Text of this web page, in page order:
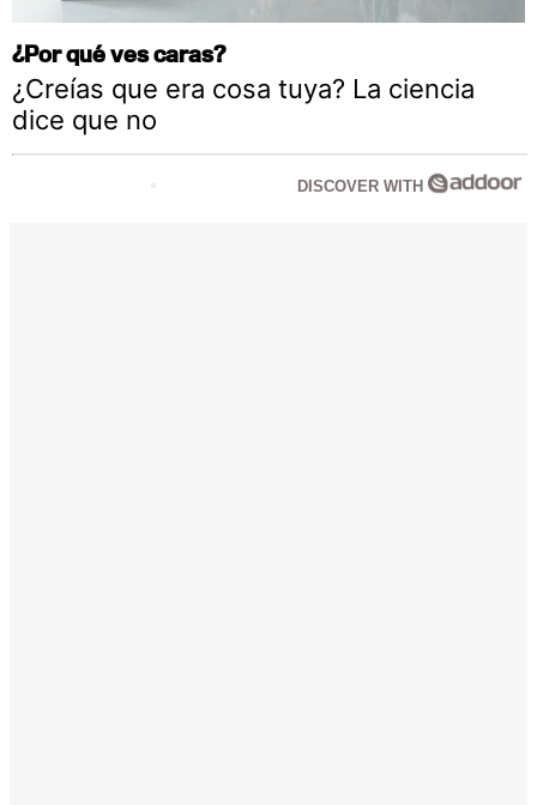
¿Por qué ves caras?
¿Creías que era cosa tuya? La ciencia
dice que no
DISCOVER WITH